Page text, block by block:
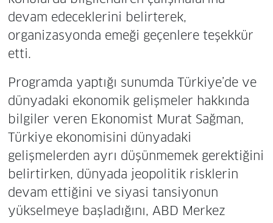
devam edeceklerini belirterek,
organizasyonda emeği geçenlere teşekkür
etti.
Programda yaptığı sunumda Türkiye’de ve
dünyadaki ekonomik gelişmeler hakkında
bilgiler veren Ekonomist Murat Sağman,
Türkiye ekonomisini dünyadaki
gelişmelerden ayrı düşünmemek gerektiğini
belirtirken, dünyada jeopolitik risklerin
devam ettiğini ve siyasi tansiyonun
yükselmeye başladığını, ABD Merkez